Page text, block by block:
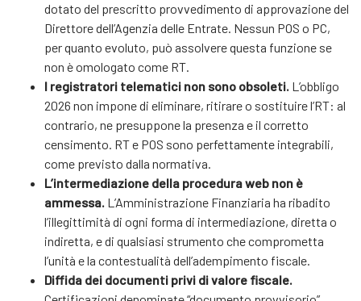
dotato del prescritto provvedimento di approvazione del
Direttore dell’Agenzia delle Entrate. Nessun POS o PC,
per quanto evoluto, può assolvere questa funzione se
non è omologato come RT.
I registratori telematici non sono obsoleti. L’obbligo
2026 non impone di eliminare, ritirare o sostituire l’RT: al
contrario, ne presuppone la presenza e il corretto
censimento. RT e POS sono perfettamente integrabili,
come previsto dalla normativa.
L’intermediazione della procedura web non è
ammessa. L’Amministrazione Finanziaria ha ribadito
l’illegittimità di ogni forma di intermediazione, diretta o
indiretta, e di qualsiasi strumento che comprometta
l’unità e la contestualità dell’adempimento fiscale.
Diffida dei documenti privi di valore fiscale.